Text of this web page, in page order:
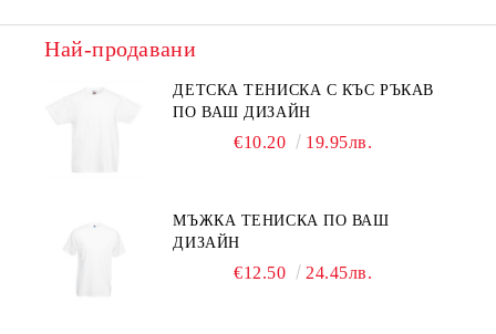
Най-продавани
ДЕТСКА ТЕНИСКА С КЪС РЪКАВ
ПО ВАШ ДИЗАЙН
€10.20 19.95лв.
МЪЖКА ТЕНИСКА ПО ВАШ
ДИЗАЙН
€12.50 24.45лв.